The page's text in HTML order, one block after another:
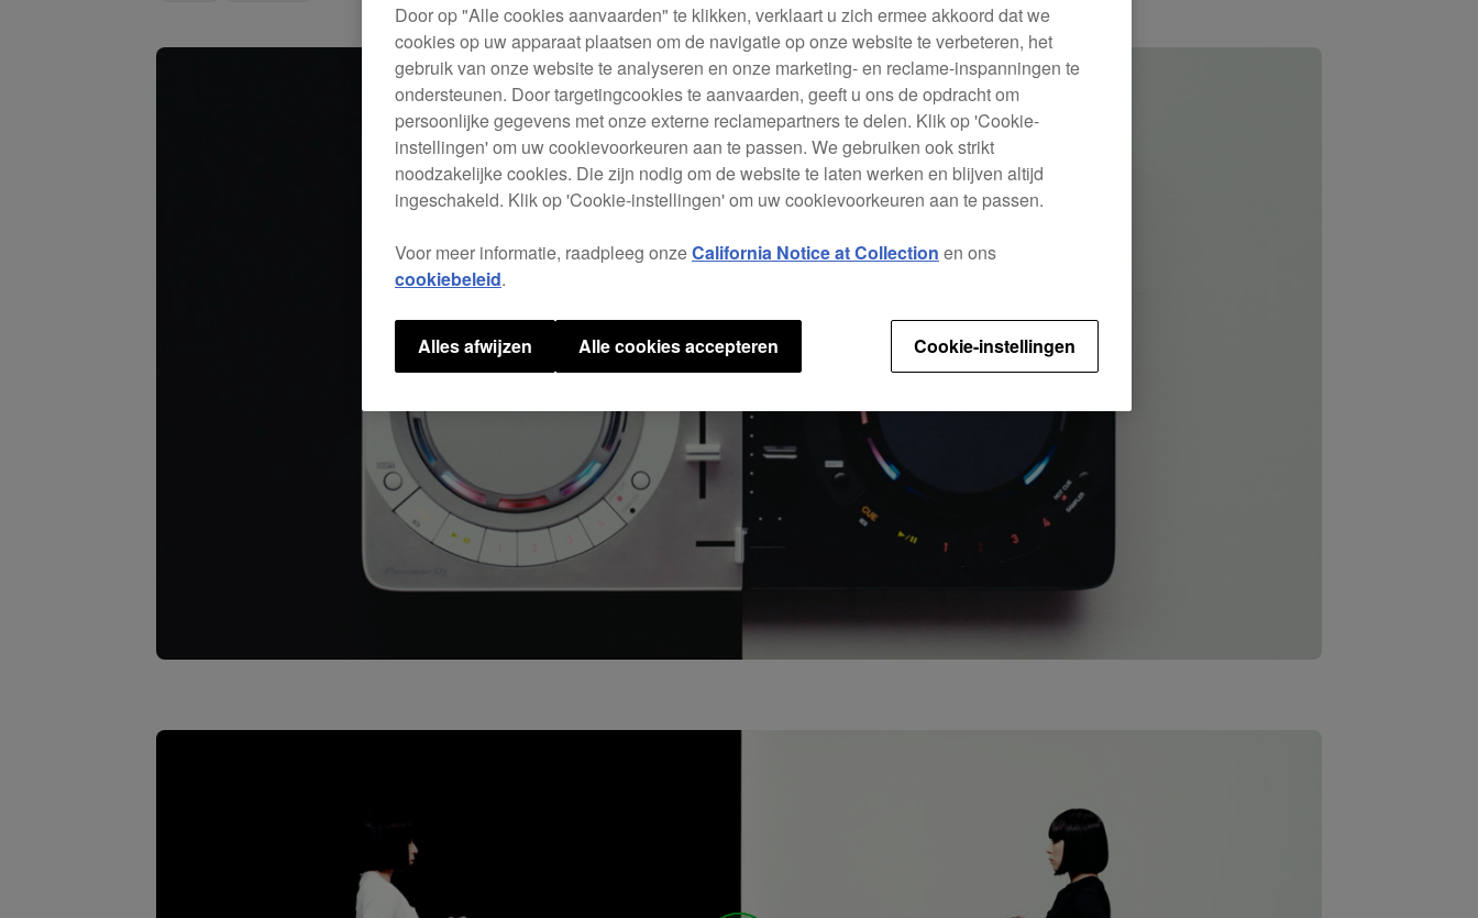
Door op "Alle cookies aanvaarden" te klikken, verklaart u zich ermee akkoord dat we
cookies op uw apparaat plaatsen om de navigatie op onze website te verbeteren, het
gebruik van onze website te analyseren en onze marketing- en reclame-inspanningen te
ondersteunen. Door targetingcookies te aanvaarden, geeft u ons de opdracht om
persoonlijke gegevens met onze externe reclamepartners te delen. Klik op 'Cookie-
instellingen' om uw cookievoorkeuren aan te passen. We gebruiken ook strikt
noodzakelijke cookies. Die zijn nodig om de website te laten werken en blijven altijd
ingeschakeld. Klik op 'Cookie-instellingen' om uw cookievoorkeuren aan te passen.
Voor meer informatie, raadpleeg onzeCalifornia Notice at Collection en ons
cookiebeleid.
Cookie-instellingen
Alles afwijzen Alle cookies accepteren